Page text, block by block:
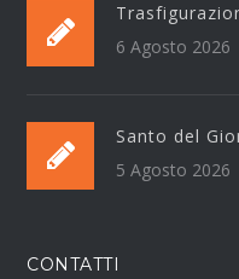
6 Agosto 2026
Santo del
5 Agosto 2026
CONTATTI